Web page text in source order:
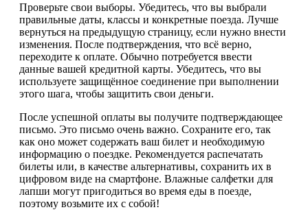
Проверьте свои выборы. Убедитесь, что вы выбрали
правильные даты, классы и конкретные поезда. Лучше
вернуться на предыдущую страницу, если нужно внести
изменения. После подтверждения, что всё верно,
переходите к оплате. Обычно потребуется ввести
данные вашей кредитной карты. Убедитесь, что вы
используете защищённое соединение при выполнении
этого шага, чтобы защитить свои деньги.
После успешной оплаты вы получите подтверждающее
письмо. Это письмо очень важно. Сохраните его, так
как оно может содержать ваш билет и необходимую
информацию о поездке. Рекомендуется распечатать
билеты или, в качестве альтернативы, сохранить их в
цифровом виде на смартфоне. Влажные салфетки для
лапши могут пригодиться во время еды в поезде,
поэтому возьмите их с собой!